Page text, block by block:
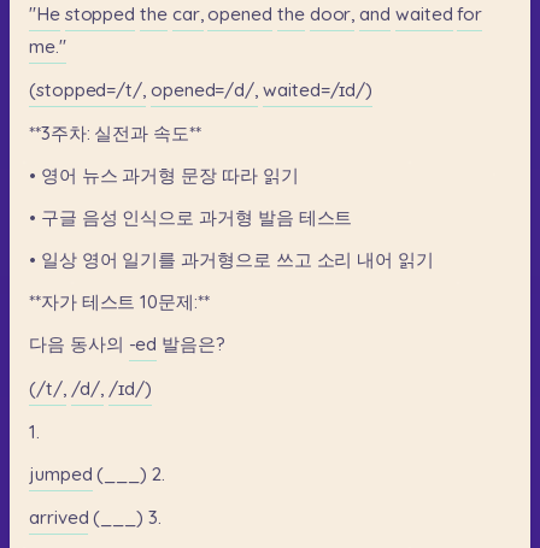
"He stopped the car, opened the door, and waited for
me."
(stopped=/t/, opened=/d/, waited=/ɪd/)
**3주차: 실전과 속도**
• 영어 뉴스 과거형 문장 따라 읽기
• 구글 음성 인식으로 과거형 발음 테스트
• 일상 영어 일기를 과거형으로 쓰고 소리 내어 읽기
**자가 테스트 10문제:**
다음 동사의 -ed 발음은?
(/t/, /d/, /ɪd/)
1.
jumped (___) 2.
arrived (___) 3.